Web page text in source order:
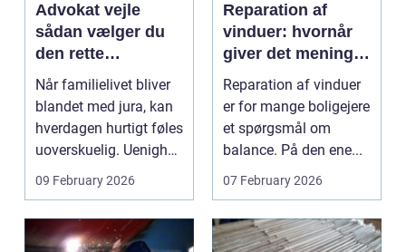
Advokat vejle
sådan vælger du
den rette
familieretsadvokat
Når familielivet bliver
blandet med jura, kan
hverdagen hurtigt føles
uoverskuelig. Uenighed
om børn...
09 February 2026
Reparation af
vinduer: hvornår
giver det mening,
og hvad skal du
vælge?
Reparation af vinduer
er for mange boligejere
et spørgsmål om
balance. På den ene...
07 February 2026